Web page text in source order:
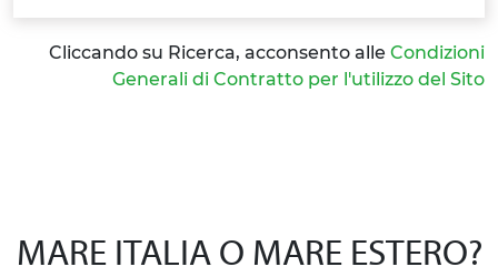
Cliccando su Ricerca, acconsento alle Condizioni
Generali di Contratto per l'utilizzo del Sito
MARE ITALIA O MARE ESTERO?